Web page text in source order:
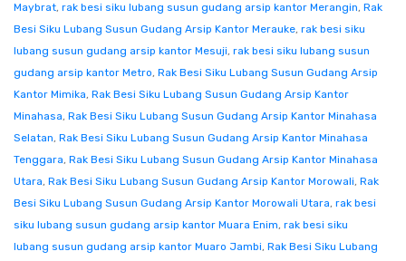
Maybrat, rak besi siku lubang susun gudang arsip kantor Merangin, Rak
Besi Siku Lubang Susun Gudang Arsip Kantor Merauke, rak besi siku
lubang susun gudang arsip kantor Mesuji, rak besi siku lubang susun
gudang arsip kantor Metro, Rak Besi Siku Lubang Susun Gudang Arsip
Kantor Mimika, Rak Besi Siku Lubang Susun Gudang Arsip Kantor
Minahasa, Rak Besi Siku Lubang Susun Gudang Arsip Kantor Minahasa
Selatan, Rak Besi Siku Lubang Susun Gudang Arsip Kantor Minahasa
Tenggara, Rak Besi Siku Lubang Susun Gudang Arsip Kantor Minahasa
Utara, Rak Besi Siku Lubang Susun Gudang Arsip Kantor Morowali, Rak
Besi Siku Lubang Susun Gudang Arsip Kantor Morowali Utara, rak besi
siku lubang susun gudang arsip kantor Muara Enim, rak besi siku
lubang susun gudang arsip kantor Muaro Jambi, Rak Besi Siku Lubang